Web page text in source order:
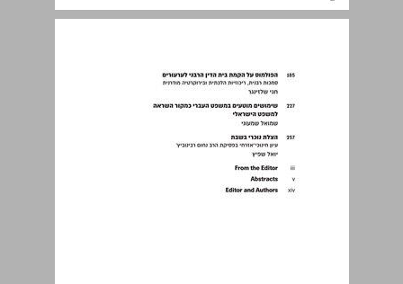
תוכן העניינים ... 5